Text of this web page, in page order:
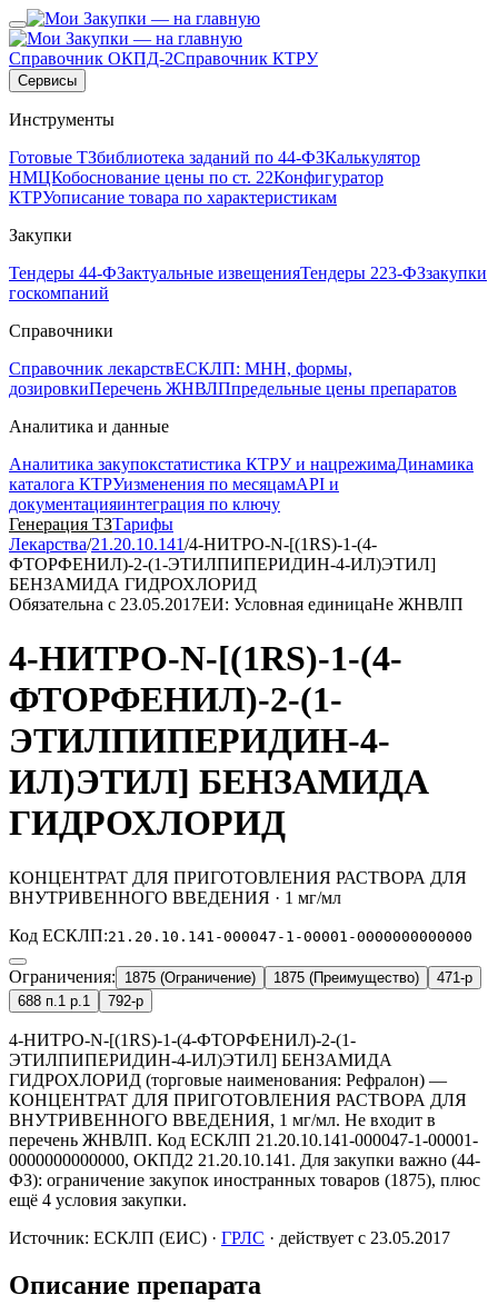
Справочник ОКПД-2Справочник КТРУ
Сервисы
Инструменты
Готовые ТЗбиблиотека заданий по 44-ФЗКалькулятор
НМЦКобоснование цены по ст. 22Конфигуратор
КТРУописание товара по характеристикам
Закупки
Тендеры 44-ФЗактуальные извещенияТендеры 223-ФЗзакупки
госкомпаний
Справочники
Справочник лекарствЕСКЛП: МНН, формы,
дозировкиПеречень ЖНВЛПпредельные цены препаратов
Аналитика и данные
Аналитика закупокстатистика КТРУ и нацрежимаДинамика
каталога КТРУизменения по месяцамAPI и
документацияинтеграция по ключу
Генерация ТЗТарифы
Лекарства/21.20.10.141/4-НИТРО-N-[(1RS)-1-(4-
ФТОРФЕНИЛ)-2-(1-ЭТИЛПИПЕРИДИН-4-ИЛ)ЭТИЛ]
БЕНЗАМИДА ГИДРОХЛОРИД
Обязательна с 23.05.2017ЕИ: Условная единицаНе ЖНВЛП
4-НИТРО-N-[(1RS)-1-(4-
ФТОРФЕНИЛ)-2-(1-
ЭТИЛПИПЕРИДИН-4-
ИЛ)ЭТИЛ] БЕНЗАМИДА
ГИДРОХЛОРИД
КОНЦЕНТРАТ ДЛЯ ПРИГОТОВЛЕНИЯ РАСТВОРА ДЛЯ
ВНУТРИВЕННОГО ВВЕДЕНИЯ · 1 мг/мл
Код ЕСКЛП:21.20.10.141-000047-1-00001-0000000000000
Ограничения: 1875 (Ограничение) 1875 (Преимущество)
471-р
688 п.1 р.1
792-р
4-НИТРО-N-[(1RS)-1-(4-ФТОРФЕНИЛ)-2-(1-
ЭТИЛПИПЕРИДИН-4-ИЛ)ЭТИЛ] БЕНЗАМИДА
ГИДРОХЛОРИД (торговые наименования: Рефралон) —
КОНЦЕНТРАТ ДЛЯ ПРИГОТОВЛЕНИЯ РАСТВОРА ДЛЯ
ВНУТРИВЕННОГО ВВЕДЕНИЯ, 1 мг/мл. Не входит в
перечень ЖНВЛП. Код ЕСКЛП 21.20.10.141-000047-1-00001-
0000000000000, ОКПД2 21.20.10.141. Для закупки важно (44-
ФЗ): ограничение закупок иностранных товаров (1875), плюс
ещё 4 условия закупки.
Источник: ЕСКЛП (ЕИС) · ГРЛС · действует с 23.05.2017
Описание препарата